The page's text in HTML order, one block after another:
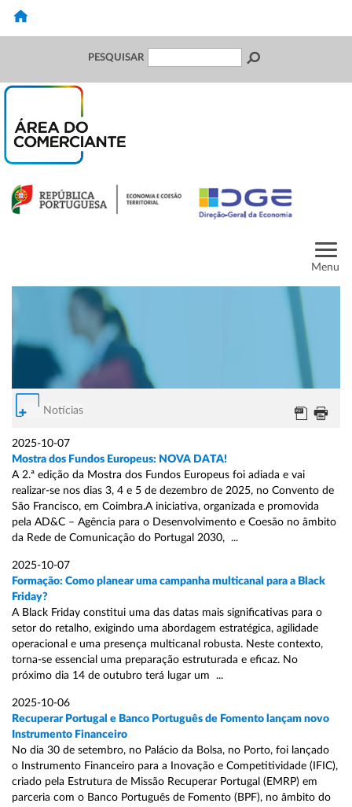
PESQUISAR
Menu
Notícias
2025-10-07
Mostra dos Fundos Europeus: NOVA DATA!
A 2.ª edição da Mostra dos Fundos Europeus foi adiada e vai
realizar-se nos dias 3, 4 e 5 de dezembro de 2025, no Convento de
São Francisco, em Coimbra.A iniciativa, organizada e promovida
pela AD&C – Agência para o Desenvolvimento e Coesão no âmbito
da Rede de Comunicação do Portugal 2030, ...
2025-10-07
Formação: Como planear uma campanha multicanal para a Black
Friday?
A Black Friday constitui uma das datas mais significativas para o
setor do retalho, exigindo uma abordagem estratégica, agilidade
operacional e uma presença multicanal robusta. Neste contexto,
torna-se essencial uma preparação estruturada e eficaz. No
próximo dia 14 de outubro terá lugar um ...
2025-10-06
Recuperar Portugal e Banco Português de Fomento lançam novo
Instrumento Financeiro
No dia 30 de setembro, no Palácio da Bolsa, no Porto, foi lançado
o Instrumento Financeiro para a Inovação e Competitividade (IFIC),
criado pela Estrutura de Missão Recuperar Portugal (EMRP) em
parceria com o Banco Português de Fomento (BPF), no âmbito do